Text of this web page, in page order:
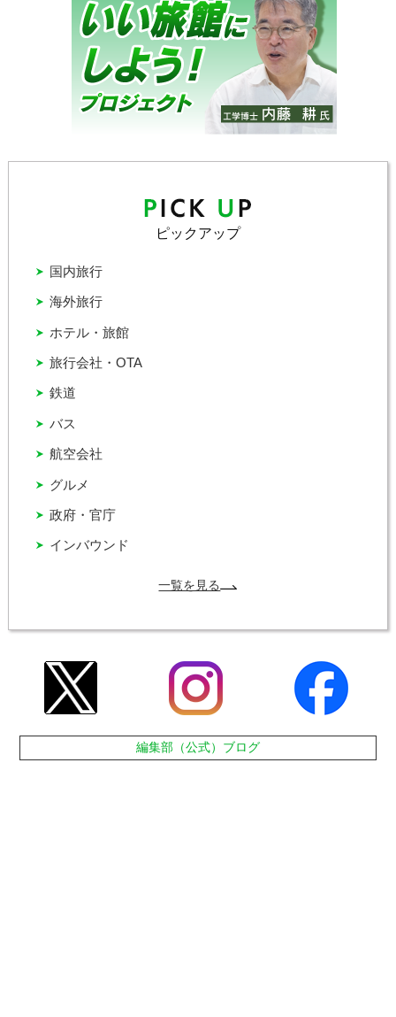
ピックアップ
インバウンド
グルメ
バス
ホテル・旅館
国内旅行
政府・官庁
旅行会社・OTA
海外旅行
航空会社
鉄道
一覧を見る
編集部（公式）ブログ